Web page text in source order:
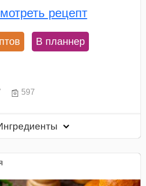
рецепт
В планнер
597